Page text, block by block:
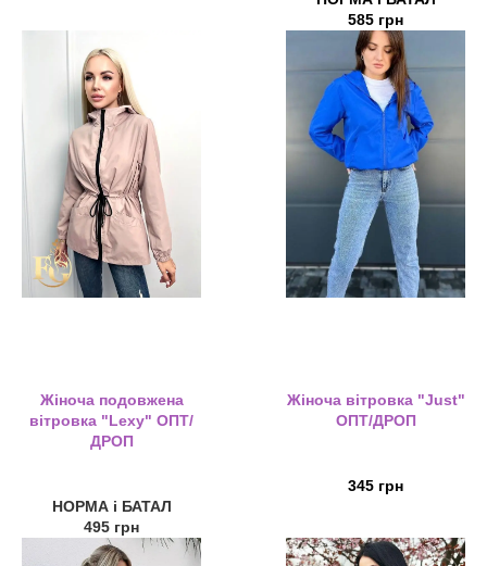
585 грн
Жіноча подовжена
вітровка "Lexy" ОПТ/
ДРОП
НОРМА і БАТАЛ
495 грн
Жіноча вітровка "Just"
ОПТ/ДРОП
345 грн